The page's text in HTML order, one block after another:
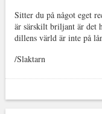
Sitter du på något eget
är särskilt briljant är det
dillens värld är inte på
/Slaktarn